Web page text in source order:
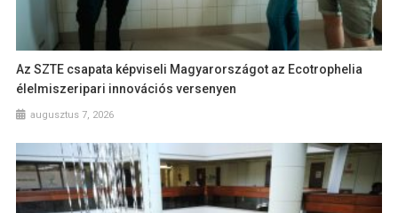
Az SZTE csapata képviseli Magyarországot az Ecotrophelia
élelmiszeripari innovációs versenyen
augusztus 7, 2026